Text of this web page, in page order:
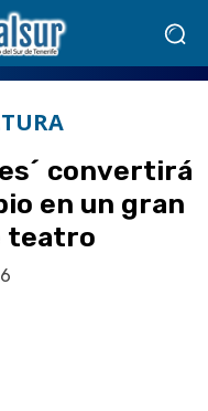
convertirá
en un gran
teatro